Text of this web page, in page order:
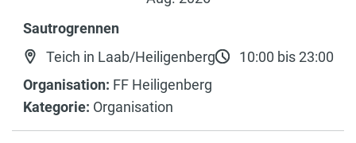
Sautrogrennen
Teich in Laab/Heiligenberg
10:00 bis 23:00
Organisation: FF Heiligenberg
Kategorie: Organisation